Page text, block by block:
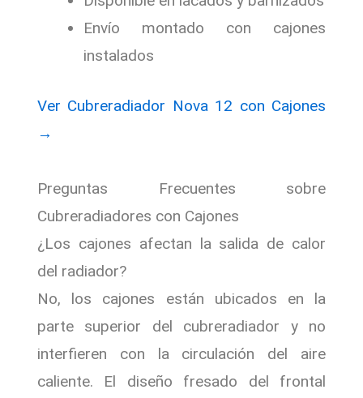
Envío montado con cajones
instalados
Ver Cubreradiador Nova 12 con Cajones
→
Preguntas Frecuentes sobre
Cubreradiadores con Cajones
¿Los cajones afectan la salida de calor
del radiador?
No, los cajones están ubicados en la
parte superior del cubreradiador y no
interfieren con la circulación del aire
caliente. El diseño fresado del frontal